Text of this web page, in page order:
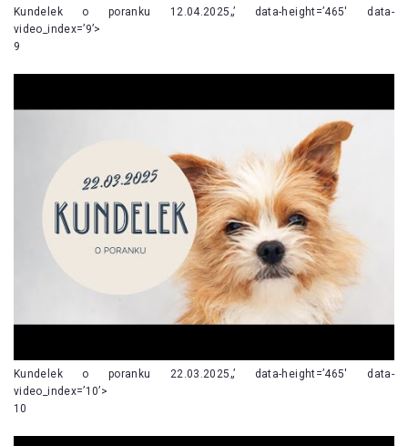
Kundelek o poranku 12.04.2025„’ data-height=’465′ data-
video_index=’9’>
9
Kundelek o poranku 22.03.2025„’ data-height=’465′ data-
video_index=’10’>
10